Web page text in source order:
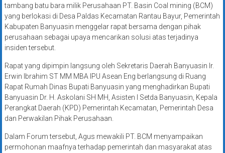
tambang batu bara milik Perusahaan PT. Basin Coal mining (BCM)
yang berlokasi di Desa Paldas Kecamatan Rantau Bayur, Pemerintah
Kabupaten Banyuasin menggelar rapat bersama dengan pihak
perusahaan sebagai upaya mencarikan solusi atas terjadinya
insiden tersebut.
Rapat yang dipimpin langsung oleh Sekretaris Daerah Banyuasin Ir.
Erwin Ibrahim ST MM MBA IPU Asean Eng berlangsung di Ruang
Rapat Rumah Dinas Bupati Banyuasin yang menghadirkan Bupati
Banyuasin Dr. H. Askolani SH MH, Asisten I Setda Banyuasin, Kepala
Perangkat Daerah (KPD) Pemerintah Kecamatan, Pemerintah Desa
dan Perwakilan Pihak Perusahaan.
Dalam Forum tersebut, Agus mewakili PT. BCM menyampaikan
permohonan maafnya terhadap pemerintah dan masyarakat atas